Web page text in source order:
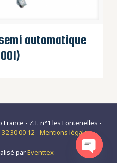
semi automatique
- Z.I. n°1 les Fontenelles -
32 30 00 12 -Mentions légales-
parEventtex